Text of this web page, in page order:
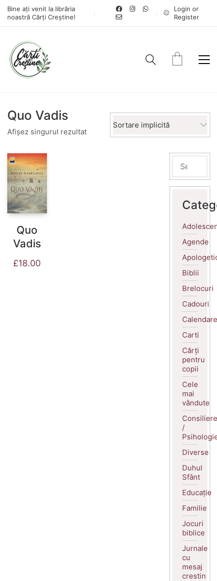
Bine ați venit la librăria
noastră Cărți Creștine!
Login or
Register
Quo Vadis
Afișez singurul rezultat
Sortare implicită
Quo
Vadis
£18.00
Agende
Biblii
Brelocuri
Cadouri
Calendare
Carti
Cărți
pentru
copii
Cele
mai
vândute
Consiliere
/
Diverse
Duhul
Sfânt
Educație
Familie
Jocuri
biblice
Jurnale
cu
mesaj
crestin